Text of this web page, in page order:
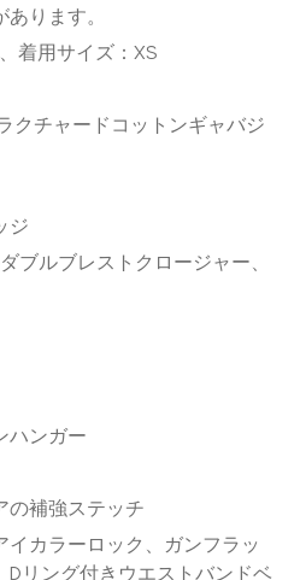
ります。
着用サイズ：XS
クチャードコットンギャバジ
ジ
ブルブレストクロージャー、
ハンガー
の補強ステッチ
イカラーロック、ガンフラッ
Dリング付きウエストバンドベ